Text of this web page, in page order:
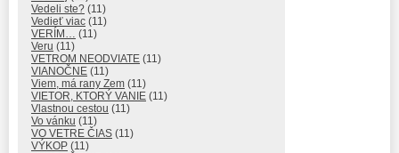
Vedeli ste? (11)
Vedieť viac (11)
VERÍM… (11)
Veru (11)
VETROM NEODVIATE (11)
VIANOČNE (11)
Viem, má rany Zem (11)
VIETOR, KTORÝ VANIE (11)
Vlastnou cestou (11)
Vo vánku (11)
VO VETRE ČIAS (11)
VÝKOP (11)